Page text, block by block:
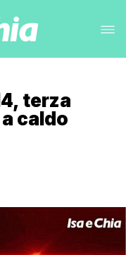
terza
caldo